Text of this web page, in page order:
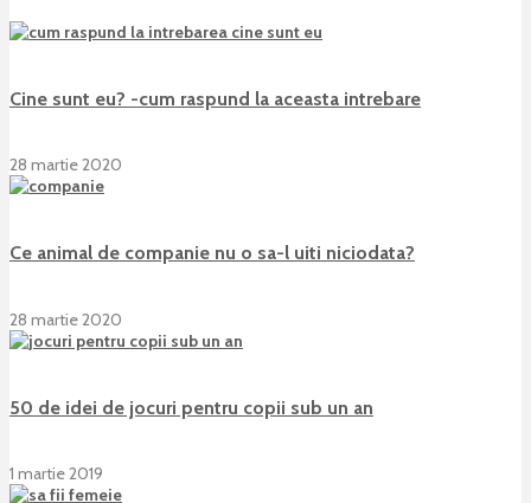
Cine sunt eu? -cum raspund la aceasta intrebare
28 martie 2020
Ce animal de companie nu o sa-l uiti niciodata?
28 martie 2020
50 de idei de jocuri pentru copii sub un an
1 martie 2019